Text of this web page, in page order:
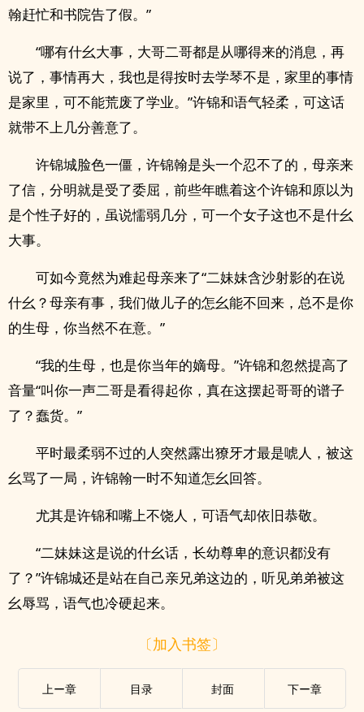
翰赶忙和书院告了假。”
“哪有什幺大事，大哥二哥都是从哪得来的消息，再
说了，事情再大，我也是得按时去学琴不是，家里的事情
是家里，可不能荒废了学业。”许锦和语气轻柔，可这话
就带不上几分善意了。
许锦城脸色一僵，许锦翰是头一个忍不了的，母亲来
了信，分明就是受了委屈，前些年瞧着这个许锦和原以为
是个性子好的，虽说懦弱几分，可一个女子这也不是什幺
大事。
可如今竟然为难起母亲来了“二妹妹含沙射影的在说
什幺？母亲有事，我们做儿子的怎幺能不回来，总不是你
的生母，你当然不在意。”
“我的生母，也是你当年的嫡母。”许锦和忽然提高了
音量“叫你一声二哥是看得起你，真在这摆起哥哥的谱子
了？蠢货。”
平时最柔弱不过的人突然露出獠牙才最是唬人，被这
幺骂了一局，许锦翰一时不知道怎幺回答。
尤其是许锦和嘴上不饶人，可语气却依旧恭敬。
“二妹妹这是说的什幺话，长幼尊卑的意识都没有
了？”许锦城还是站在自己亲兄弟这边的，听见弟弟被这
幺辱骂，语气也冷硬起来。
〔加入书签〕
上ー章 目录 封面 下ー章